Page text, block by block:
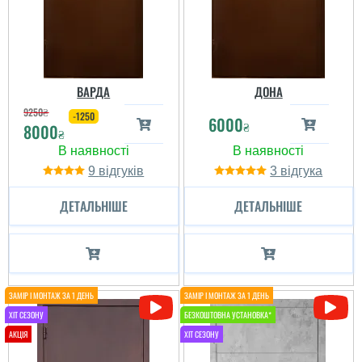
Людмила
Шукала двері у
хвилею,найшла в
з майстрами на зручний
день для мене. Сусіди
Встановили дуже
ВАРДА
9250₴
8000₴
-1250
9
ДЕТАЛЬНІШЕ
ДОНА
6000₴
3
ДЕТАЛЬНІШЕ